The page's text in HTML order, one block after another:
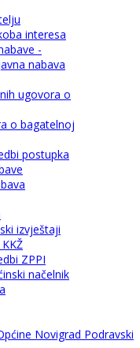
interesa
-
nabava
ugovora o
o bagatelnoj
postupka
izvještaji
ZPPI
načelnik
Novigrad Podravski